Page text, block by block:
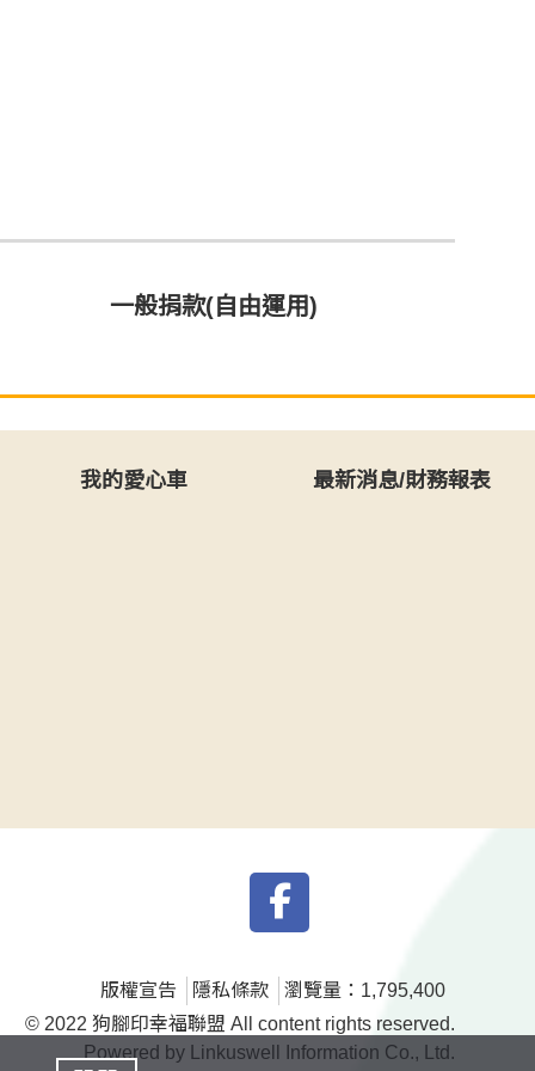
一般捐款(自由運用)
我的愛心車 最新消息/財務報表
版權宣告 隱私條款
瀏覽量：1,795,400
© 2022 狗腳印幸福聯盟 All content rights reserved.
Powered by Linkuswell Information Co., Ltd.